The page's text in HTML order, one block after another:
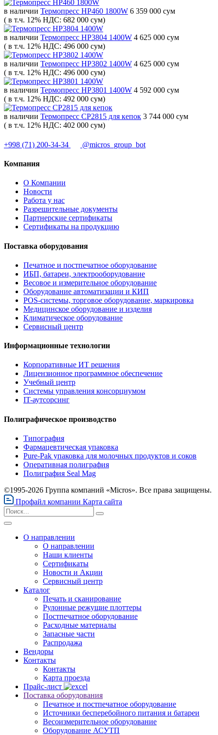
в наличии Термопресс HP460 1800W 6 359 000 сум
( в т.ч. 12% НДС: 682 000 сум)
в наличии Термопресс HP3804 1400W 4 625 000 сум
( в т.ч. 12% НДС: 496 000 сум)
в наличии Термопресс HP3802 1400W 4 625 000 сум
( в т.ч. 12% НДС: 496 000 сум)
в наличии Термопресс HP3801 1400W 4 592 000 сум
( в т.ч. 12% НДС: 492 000 сум)
в наличии Термопресс CP2815 для кепок 3 744 000 сум
( в т.ч. 12% НДС: 402 000 сум)
+998 (71) 200-34-34 @micros_group_bot
Компания
О Компании
Новости
Работа у нас
Разрешительные документы
Партнерские сертификаты
Сертификаты на продукцию
Поставка оборудования
Печатное и постпечатное оборудование
ИБП, батареи, электрооборудование
Весовое и измерительное оборудование
Оборудование автоматизации и КИП
POS-системы, торговое оборудование, маркировка
Медицинское оборудование и изделия
Климатическое оборудование
Сервисный центр
Информационные технологии
Корпоративные ИТ решения
Лицензионное программное обеспечение
Учебный центр
Системы управления консорциумом
IT-аутсорсинг
Полиграфическое производство
Типография
Фармацевтическая упаковка
Pure-Pak упаковка для молочных продуктов и соков
Оперативная полиграфия
Полиграфия Seal Mag
©1995-2026 Группа компаний «Micros». Все права защищены.
Профайл компании Карта сайта
О направлении
О направлении
Наши клиенты
Сертификаты
Новости и Акции
Сервисный центр
Каталог
Печать и сканирование
Рулонные режущие плоттеры
Постпечатное оборудование
Расходные материалы
Запасные части
Распродажа
Вендоры
Контакты
Контакты
Карта проезда
Прайс-лист
Поставка оборудования
Печатное и постпечатное оборудование
Источники бесперебойного питания и батареи
Весоизмерительное оборудование
Оборудование АСУТП